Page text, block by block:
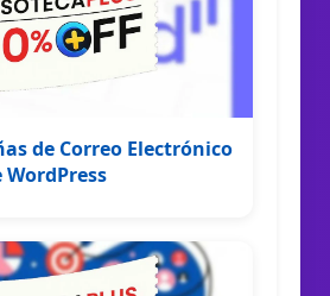
de Correo Electrónico
WordPress